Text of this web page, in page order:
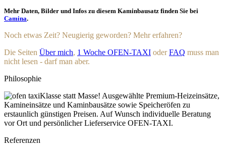
Mehr Daten, Bilder und Infos zu diesem Kaminbausatz finden Sie bei
Camina.
Noch etwas Zeit? Neugierig geworden? Mehr erfahren?
Die Seiten Über mich, 1 Woche OFEN-TAXI oderFAQ muss man
nicht lesen - darf man aber.
Philosophie
Klasse statt Masse! Ausgewählte Premium-Heizeinsätze,
Kamineinsätze und Kaminbausätze sowie Speicheröfen zu
erstaunlich günstigen Preisen. Auf Wunsch individuelle Beratung
vor Ort und persönlicher Lieferservice OFEN-TAXI.
Referenzen